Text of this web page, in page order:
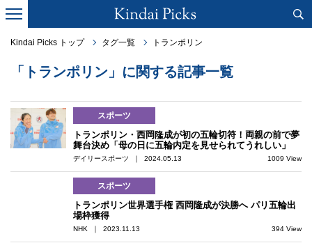
Kindai Picks トップ タグ一覧 トランポリン
「トランポリン」に関する記事一覧
スポーツ
トランポリン・西岡隆成が初の五輪切符！両親の前で夢
舞台決め「母の日に五輪内定を見せられてうれしい」
デイリースポーツ ｜ 2024.05.13 1009 View
スポーツ
トランポリン世界選手権 西岡隆成が決勝へ パリ五輪出
場枠獲得
NHK ｜ 2023.11.13 394 View